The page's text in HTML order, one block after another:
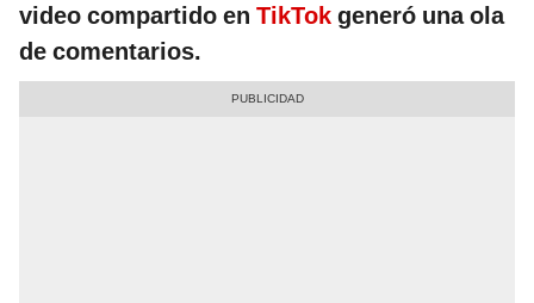
video compartido en TikTok generó una ola
de comentarios.